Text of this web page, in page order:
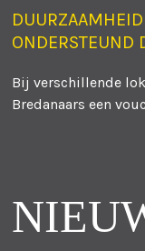
ONDERSTEUND
Bij verschillende
Bredanaars een